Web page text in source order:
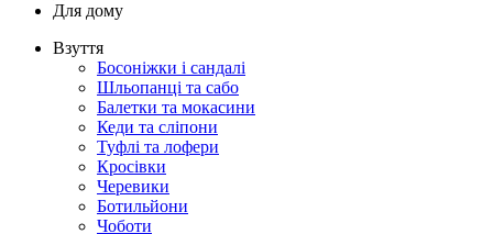
Для дому
Взуття
Босоніжки і сандалі
Шльопанці та сабо
Балетки та мокасини
Кеди та сліпони
Туфлі та лофери
Кросівки
Черевики
Ботильйони
Чоботи